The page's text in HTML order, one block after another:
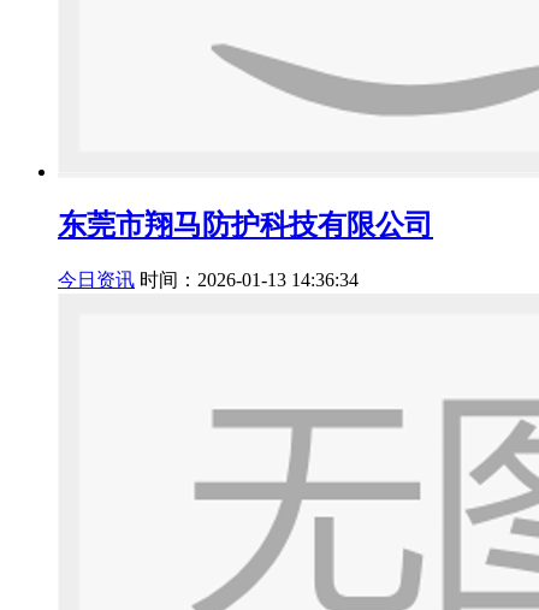
东莞市翔马防护科技有限公司
今日资讯 时间：2026-01-13 14:36:34